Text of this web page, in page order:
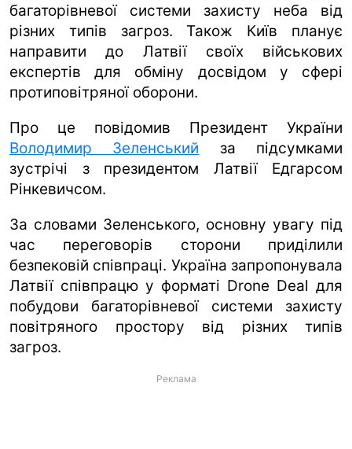
багаторівневої системи захисту неба від
різних типів загроз. Також Київ планує
направити до Латвії своїх військових
експертів для обміну досвідом у сфері
протиповітряної оборони.
Про це повідомив Президент України
Володимир Зеленський за підсумками
зустрічі з президентом Латвії Едгарсом
Рінкевичсом.
За словами Зеленського, основну увагу під
час переговорів сторони приділили
безпековій співпраці. Україна запропонувала
Латвії співпрацю у форматі Drone Deal для
побудови багаторівневої системи захисту
повітряного простору від різних типів
загроз.
Реклама